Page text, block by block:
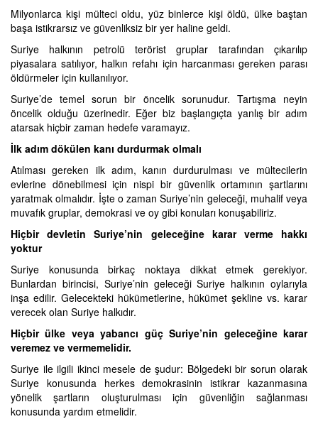
Milyonlarca kişi mülteci oldu, yüz binlerce kişi öldü, ülke baştan
başa istikrarsız ve güvenliksiz bir yer haline geldi.
Suriye halkının petrolü terörist gruplar tarafından çıkarılıp
piyasalara satılıyor, halkın refahı için harcanması gereken parası
öldürmeler için kullanılıyor.
Suriye’de temel sorun bir öncelik sorunudur. Tartışma neyin
öncelik olduğu üzerinedir. Eğer biz başlangıçta yanlış bir adım
atarsak hiçbir zaman hedefe varamayız.
İlk adım dökülen kanı durdurmak olmalı
Atılması gereken ilk adım, kanın durdurulması ve mültecilerin
evlerine dönebilmesi için nispi bir güvenlik ortamının şartlarını
yaratmak olmalıdır. İşte o zaman Suriye’nin geleceği, muhalif veya
muvafık gruplar, demokrasi ve oy gibi konuları konuşabiliriz.
Hiçbir devletin Suriye’nin geleceğine karar verme hakkı
yoktur
Suriye konusunda birkaç noktaya dikkat etmek gerekiyor.
Bunlardan birincisi, Suriye’nin geleceği Suriye halkının oylarıyla
inşa edilir. Gelecekteki hükümetlerine, hükümet şekline vs. karar
verecek olan Suriye halkıdır.
Hiçbir ülke veya yabancı güç Suriye’nin geleceğine karar
veremez ve vermemelidir.
Suriye ile ilgili ikinci mesele de şudur: Bölgedeki bir sorun olarak
Suriye konusunda herkes demokrasinin istikrar kazanmasına
yönelik şartların oluşturulması için güvenliğin sağlanması
konusunda yardım etmelidir.